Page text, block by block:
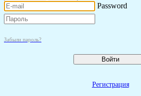
Password
Забыли пароль?
Войти
Регистрация